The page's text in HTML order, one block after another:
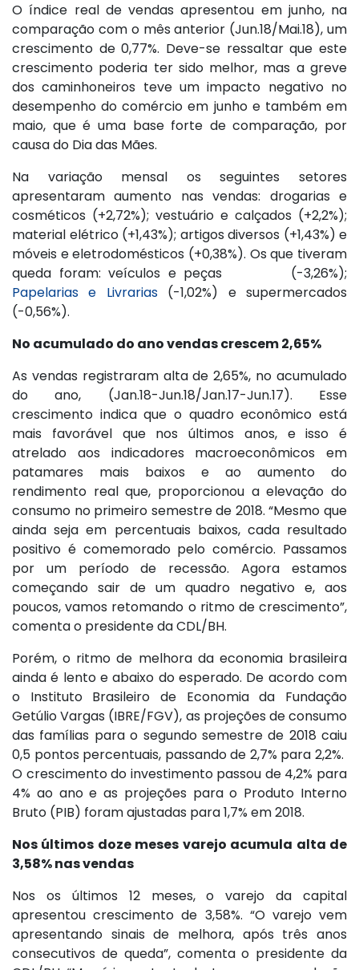
O índice real de vendas apresentou em junho, na
comparação com o mês anterior (Jun.18/Mai.18), um
crescimento de 0,77%. Deve-se ressaltar que este
crescimento poderia ter sido melhor, mas a greve
dos caminhoneiros teve um impacto negativo no
desempenho do comércio em junho e também em
maio, que é uma base forte de comparação, por
causa do Dia das Mães.
Na variação mensal os seguintes setores
apresentaram aumento nas vendas: drogarias e
cosméticos (+2,72%); vestuário e calçados (+2,2%);
material elétrico (+1,43%); artigos diversos (+1,43%) e
móveis e eletrodomésticos (+0,38%). Os que tiveram
queda foram: veículos e peças (-3,26%);
Papelarias e Livrarias(-1,02%) e supermercados
(-0,56%).
No acumulado do ano vendas crescem 2,65%
As vendas registraram alta de 2,65%, no acumulado
do ano, (Jan.18-Jun.18/Jan.17-Jun.17). Esse
crescimento indica que o quadro econômico está
mais favorável que nos últimos anos, e isso é
atrelado aos indicadores macroeconômicos em
patamares mais baixos e ao aumento do
rendimento real que, proporcionou a elevação do
consumo no primeiro semestre de 2018. “Mesmo que
ainda seja em percentuais baixos, cada resultado
positivo é comemorado pelo comércio. Passamos
por um período de recessão. Agora estamos
começando sair de um quadro negativo e, aos
poucos, vamos retomando o ritmo de crescimento”,
comenta o presidente da CDL/BH.
Porém, o ritmo de melhora da economia brasileira
ainda é lento e abaixo do esperado. De acordo com
o Instituto Brasileiro de Economia da Fundação
Getúlio Vargas (IBRE/FGV), as projeções de consumo
das famílias para o segundo semestre de 2018 caiu
0,5 pontos percentuais, passando de 2,7% para 2,2%.
O crescimento do investimento passou de 4,2% para
4% ao ano e as projeções para o Produto Interno
Bruto (PIB) foram ajustadas para 1,7% em 2018.
Nos últimos doze meses varejo acumula alta de
3,58% nas vendas
Nos os últimos 12 meses, o varejo da capital
apresentou crescimento de 3,58%. “O varejo vem
apresentando sinais de melhora, após três anos
consecutivos de queda”, comenta o presidente da